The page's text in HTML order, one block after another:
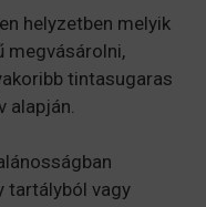
helyzetben melyik
megvásárolni,
tintasugaras
alapján.
tartályból vagy